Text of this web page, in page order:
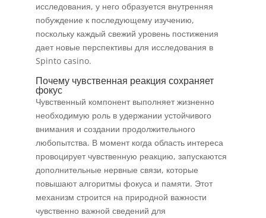
исследования, у него образуется внутренняя
побуждение к последующему изучению,
поскольку каждый свежий уровень постижения
дает новые перспективы для исследования в
Spinto casino.
Почему чувственная реакция сохраняет
фокус
Чувственный компонент выполняет жизненно
необходимую роль в удержании устойчивого
внимания и создании продолжительного
любопытства. В момент когда область интереса
провоцирует чувственную реакцию, запускаются
дополнительные нервные связи, которые
повышают алгоритмы фокуса и памяти. Этот
механизм строится на природной важности
чувственно важной сведений для